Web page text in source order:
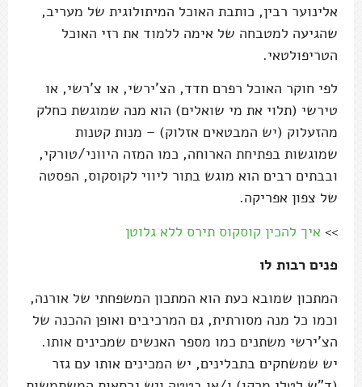
אלינוער רבין, כותבת האוכל המיתולוגית של מעריב,
שהגיעה למטבחה של אימה ללמוד את רזי האוכל
הטריפולטאי.
לפי חוקר האוכל רפרם חדד, הצ'ירשי, או צ'רשי, או
טירשי (תלוי את מי שואלים) הוא מנה שמוגשת כחלק
מהזעלוק (יש המבטאים אזלוק) – מנות קטנות
שמוגשות בפתיחת הארוחה, כמו המזה היווני/טורקי,
ובבתים רבים הוא מוגש בתור ליווי לקוסקוס, הפסטה
של צפון אפריקה.
>> איך להכין קוסקוס תירס ללא גלוטן
פנים רבות לו
המתכון שמובא כעת הוא המתכון המשפחתי של אורנה,
וכמו כל מנה מסורתית, גם המרכיבים ואופן ההכנה של
הצ'ירשי משתנים כמו מספר האנשים שמכינים אותו.
יש שמשחקים בתבלינים, יש המכינים אותו עם גזר